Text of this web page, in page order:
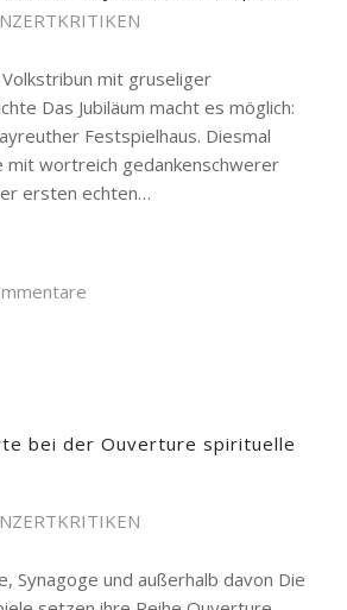
mit gruseliger
Das Jubiläum macht es möglich:
Festspielhaus. Diesmal
mit wortreich gedankenschwerer
ersten echten…
bei der Ouverture spirituelle
Synagoge und außerhalb davon Die